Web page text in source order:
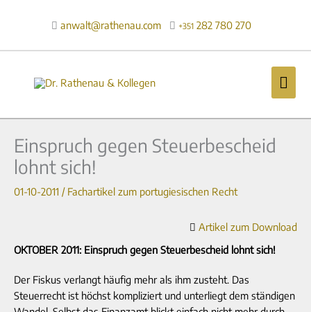
 anwalt@rathenau.com +351 282 780 270
Einspruch gegen Steuerbescheid
lohnt sich!
01-10-2011 / Fachartikel zum portugiesischen Recht
Artikel zum Download
OKTOBER 2011: Einspruch gegen Steuerbescheid lohnt sich!
Der Fiskus verlangt häufig mehr als ihm zusteht. Das
Steuerrecht ist höchst kompliziert und unterliegt dem ständigen